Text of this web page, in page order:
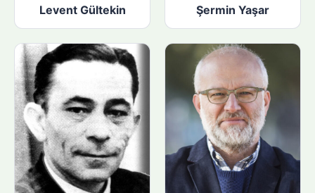
Levent Gültekin Şermin Yaşar